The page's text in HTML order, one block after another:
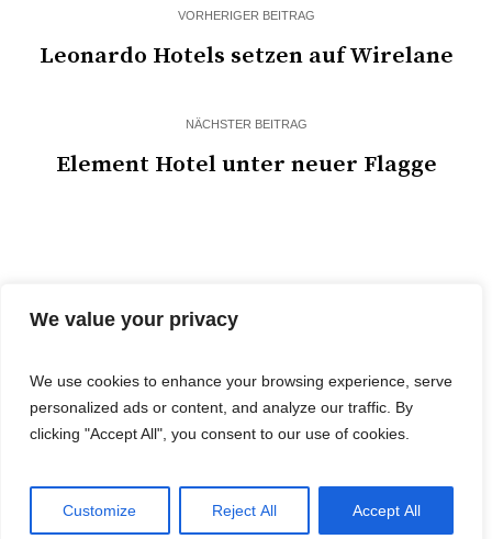
We value your privacy
We use cookies to enhance your browsing experience, serve
personalized ads or content, and analyze our traffic. By
clicking "Accept All", you consent to our use of cookies.
Customize Reject All Accept All
VORHERIGER BEITRAG
Leonardo Hotels setzen auf Wirelane
NÄCHSTER BEITRAG
Element Hotel unter neuer Flagge
© 2025 Cost&Logis